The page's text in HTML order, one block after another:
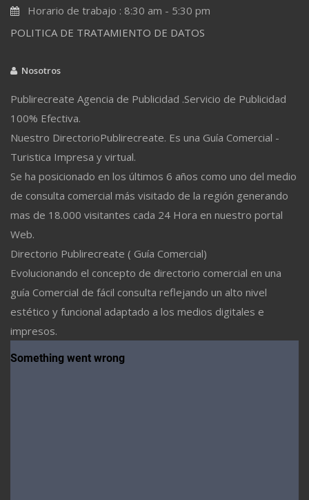
Horario de trabajo : 8:30 am - 5:30 pm
POLITICA DE TRATAMIENTO DE DATOS
Nosotros
Publirecreate Agencia de Publicidad .Servicio de Publicidad
100% Efectiva.
Nuestro DirectorioPublirecreate. Es una Guía Comercial -
Turistica Impresa y virtual.
Se ha posicionado en los últimos 6 años como uno del medio
de consulta comercial más visitado de la región generando
mas de 18.000 visitantes cada 24 Hora en nuestro portal
Web.
Directorio Publirecreate ( Guía Comercial)
Evolucionando el concepto de directorio comercial en una
guía Comercial de fácil consulta reflejando un alto nivel
estético y funcional adaptado a los medios digitales e
impresos.